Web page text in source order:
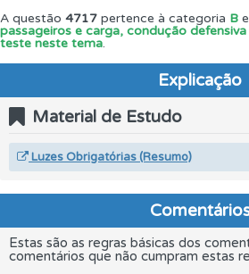
A questão 4717 pertence à categoria B
passageiros e carga, condução
teste neste tema.
Explicação
Material de Estudo
Luzes Obrigatórias (Resumo)
Estas são as regras básicas dos
comentários que não cumpram estas